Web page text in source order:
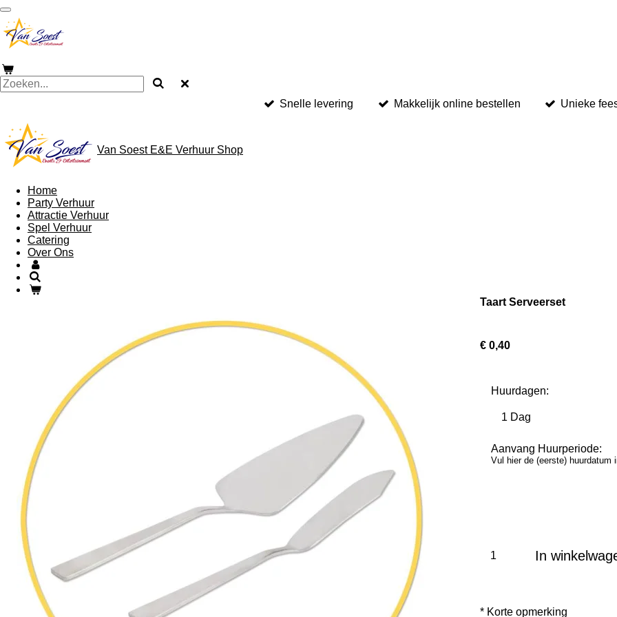
Ga
direct
naar
de
Snelle levering Makkelijk online bestellen Unieke
Van Soest E&E Verhuur Shop
Home
Party Verhuur
Attractie Verhuur
Spel Verhuur
Catering
Over Ons
Taart Serveerset
€ 0,40
Huurdagen:
Aanvang Huurperiode:
Vul hier de (eerste) huurdatum
In
* Korte opmerking